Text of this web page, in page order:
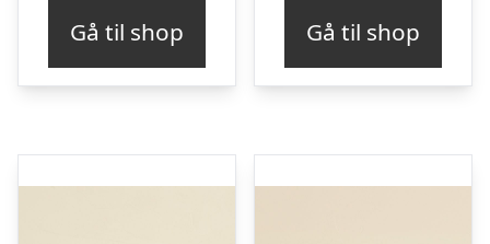
Gå til shop Gå til shop